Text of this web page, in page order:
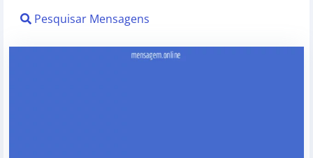
Pesquisar Mensagens